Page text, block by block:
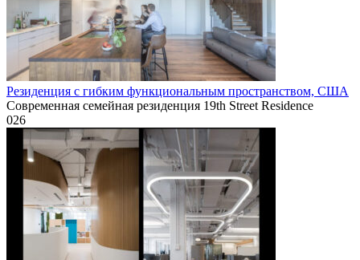
Резиденция с гибким функциональным пространством, США
Современная семейная резиденция 19th Street Residence
026